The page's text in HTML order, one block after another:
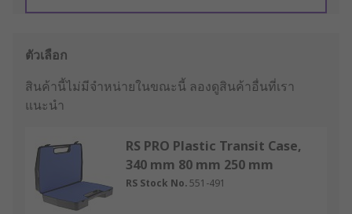
ตัวเลือก
สินค้านี้ไม่มีจำหน่ายในขณะนี้ ลองดูสินค้าอื่นที่เรา
แนะนำ
RS PRO Plastic Transit Case,
340 mm 80 mm 250 mm
RS Stock No. 551-491